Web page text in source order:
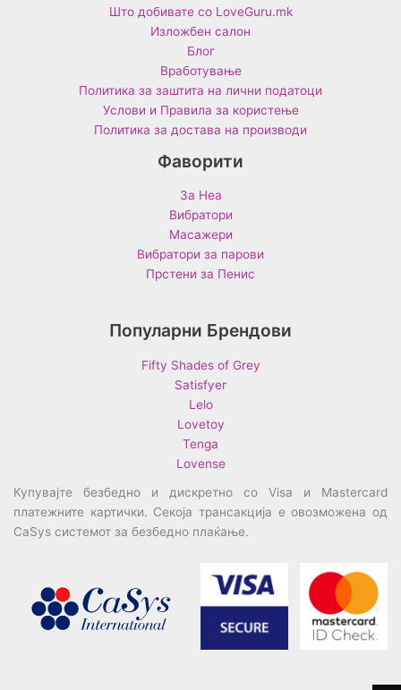
Што добивате со LoveGuru.mk
Изложбен салон
Блог
Вработување
Политика за заштита на лични податоци
Услови и Правила за користење
Политика за достава на производи
Фаворити
За Неа
Вибратори
Масажери
Вибратори за парови
Прстени за Пенис
Популарни Брендови
Fifty Shades of Grey
Satisfyer
Lelo
Lovetoy
Tenga
Lovense
Купувајте безбедно и дискретно со Visa и Mastercard
платежните картички. Секоја трансакција е овозможена од
CaSys системот за безбедно плаќање.